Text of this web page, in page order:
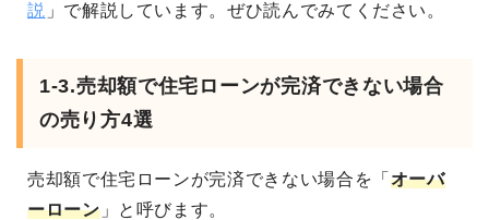
説 」で解説しています。ぜひ読んでみてください。
1-3.売却額で住宅ローンが完済できない場合
の売り方4選
売却額で住宅ローンが完済できない場合を「 オーバ
ーローン」と呼びます。